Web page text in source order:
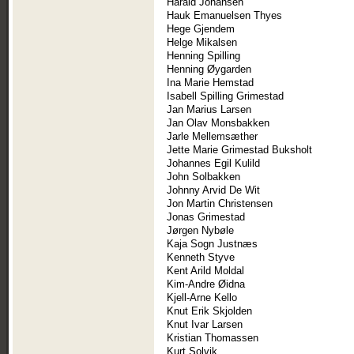
Hauk Emanuelsen Thyes
Hege Gjendem
Helge Mikalsen
Henning Spilling
Henning Øygarden
Ina Marie Hemstad
Isabell Spilling Grimestad
Jan Marius Larsen
Jan Olav Monsbakken
Jarle Mellemsæther
Jette Marie Grimestad Buksholt
Johannes Egil Kulild
John Solbakken
Johnny Arvid De Wit
Jon Martin Christensen
Jonas Grimestad
Jørgen Nybøle
Kaja Sogn Justnæs
Kenneth Styve
Kent Arild Moldal
Kim-Andre Øidna
Kjell-Arne Kello
Knut Erik Skjolden
Knut Ivar Larsen
Kristian Thomassen
Kurt Solvik